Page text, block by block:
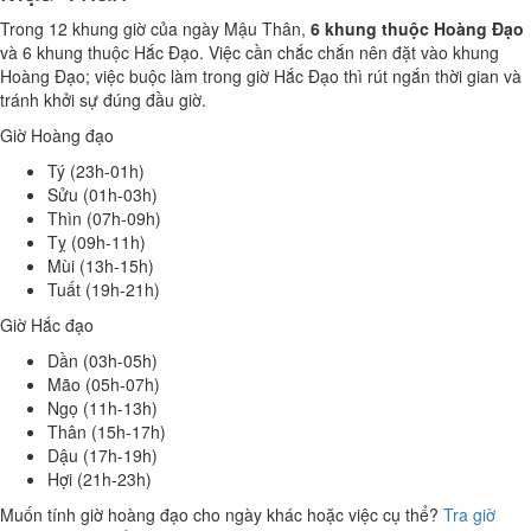
Trong 12 khung giờ của ngày Mậu Thân, 6 khung thuộc Hoàng Đạo
và 6 khung thuộc Hắc Đạo. Việc cần chắc chắn nên đặt vào khung
Hoàng Đạo; việc buộc làm trong giờ Hắc Đạo thì rút ngắn thời gian và
tránh khởi sự đúng đầu giờ.
Giờ Hoàng đạo
Tý (23h-01h)
Sửu (01h-03h)
Thìn (07h-09h)
Tỵ (09h-11h)
Mùi (13h-15h)
Tuất (19h-21h)
Giờ Hắc đạo
Dần (03h-05h)
Mão (05h-07h)
Ngọ (11h-13h)
Thân (15h-17h)
Dậu (17h-19h)
Hợi (21h-23h)
Muốn tính giờ hoàng đạo cho ngày khác hoặc việc cụ thể? Tra giờ